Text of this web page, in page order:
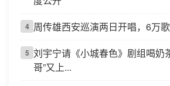
4 周传雄西安巡演两日开唱，6万
5 刘宇宁请《小城春色》剧组喝奶
哥”又上...